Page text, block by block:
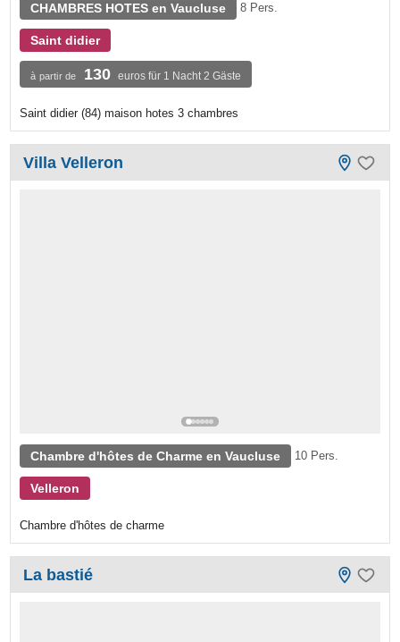
CHAMBRES HOTES en Vaucluse 8 Pers.
Saint didier
à partir de 130 euros für 1 Nacht 2 Gäste
Saint didier (84) maison hotes 3 chambres
Villa Velleron
Chambre d'hôtes de Charme en Vaucluse 10 Pers.
Velleron
Chambre d'hôtes de charme
La bastié